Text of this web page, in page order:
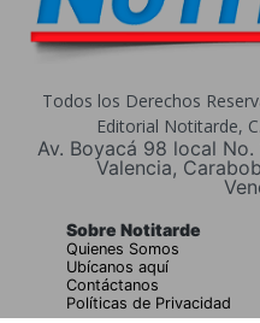
Todos los Derechos
Editorial Notitarde,
Av. Boyacá 98 local
Valencia,
Sobre Notitarde
Quienes Somos
Ubícanos aquí
Contáctanos
Políticas de Privacidad